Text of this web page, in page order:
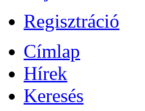
Regisztráció
Címlap
Hírek
Keresés